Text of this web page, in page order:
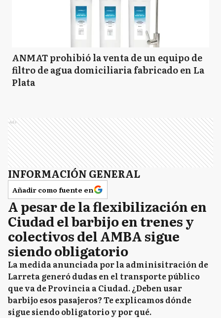
ANMAT prohibió la venta de un equipo de
filtro de agua domiciliaria fabricado en La
Plata
Ads
INFORMACIÓN GENERAL
Añadir como fuente en
A pesar de la flexibilización en
Ciudad el barbijo en trenes y
colectivos del AMBA sigue
siendo obligatorio
La medida anunciada por la adminisitración de
Larreta generó dudas en el transporte público
que va de Provincia a Ciudad. ¿Deben usar
barbijo esos pasajeros? Te explicamos dónde
sigue siendo obligatorio y por qué.